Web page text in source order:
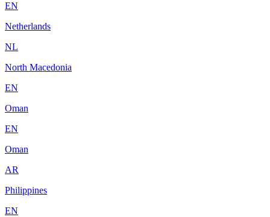
EN
Netherlands
NL
North Macedonia
EN
Oman
EN
Oman
AR
Philippines
EN